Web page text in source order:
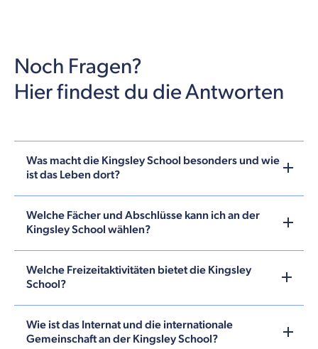
Noch Fragen?
Hier findest du die Antworten
Was macht die Kingsley School besonders und wie
ist das Leben dort?
Welche Fächer und Abschlüsse kann ich an der
Kingsley School wählen?
Welche Freizeitaktivitäten bietet die Kingsley
School?
Wie ist das Internat und die internationale
Gemeinschaft an der Kingsley School?